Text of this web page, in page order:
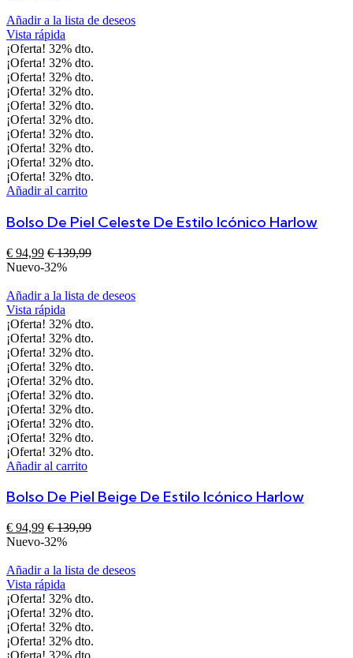
Añadir a la lista de deseos
Vista rápida
¡Oferta! 32% dto.
¡Oferta! 32% dto.
¡Oferta! 32% dto.
¡Oferta! 32% dto.
¡Oferta! 32% dto.
¡Oferta! 32% dto.
¡Oferta! 32% dto.
¡Oferta! 32% dto.
¡Oferta! 32% dto.
¡Oferta! 32% dto.
Añadir al carrito
Bolso De Piel Celeste De Estilo Icónico Harlow
€ 94,99 €139,99
Nuevo-32%
Añadir a la lista de deseos
Vista rápida
¡Oferta! 32% dto.
¡Oferta! 32% dto.
¡Oferta! 32% dto.
¡Oferta! 32% dto.
¡Oferta! 32% dto.
¡Oferta! 32% dto.
¡Oferta! 32% dto.
¡Oferta! 32% dto.
¡Oferta! 32% dto.
¡Oferta! 32% dto.
Añadir al carrito
Bolso De Piel Beige De Estilo Icónico Harlow
€ 94,99 €139,99
Nuevo-32%
Añadir a la lista de deseos
Vista rápida
¡Oferta! 32% dto.
¡Oferta! 32% dto.
¡Oferta! 32% dto.
¡Oferta! 32% dto.
¡Oferta! 32% dto.